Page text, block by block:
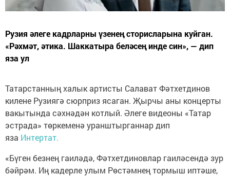
Рузия әлеге кадрларны үзенең сторисларына куйган.
«Рәхмәт, әтика. Шаккатыра беләсең инде син», — дип
яза ул
Татарстанның халык артисты Салават Фәтхетдинов
килене Рузиягә сюрприз ясаган. Җырчы аны концерты
вакытында сәхнәдән котлый. Әлеге видеоны «Татар
эстрада» төркеменә уранштырганнар дип
яза Интертат.
«Бүген безнең гаиләдә, Фәтхетдиновлар гаиләсендә зур
бәйрәм. Иң кадерле улым Рөстәмнең тормыш иптәше,